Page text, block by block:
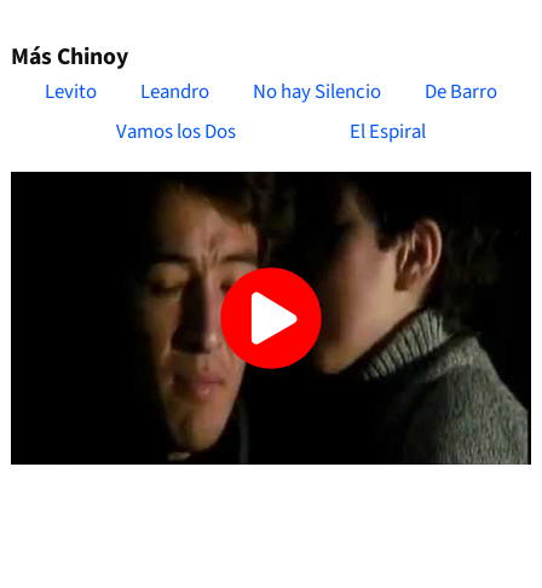
Más Chinoy
Levito Leandro No hay Silencio
De Barro
Vamos los Dos
El Espiral